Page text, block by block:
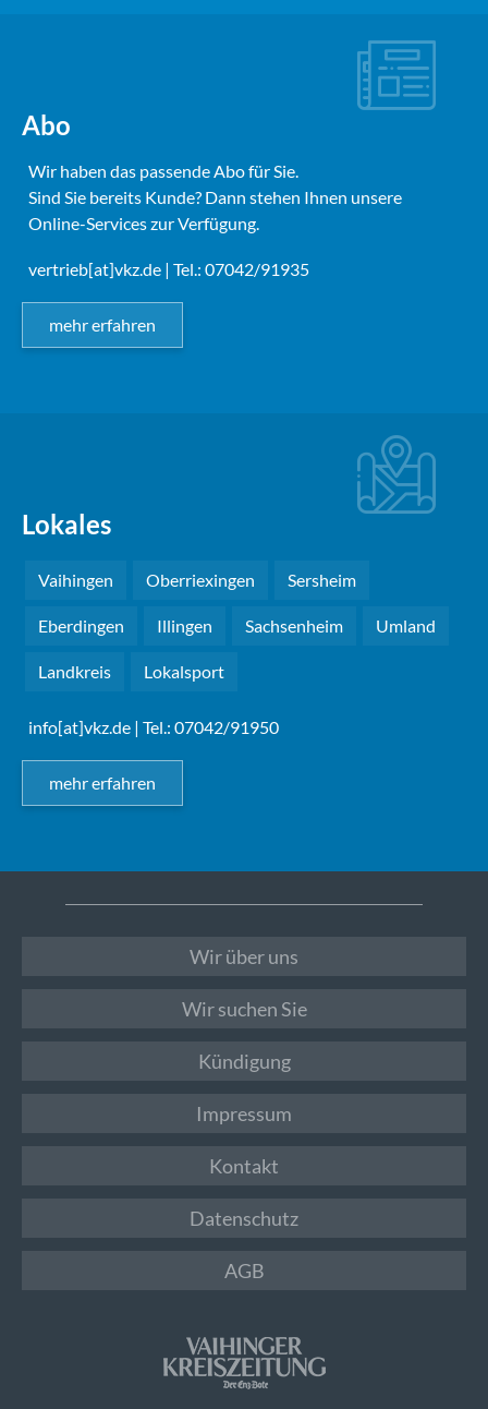
Abo
Wir haben das passende Abo für Sie.
Sind Sie bereits Kunde? Dann stehen Ihnen unsere
Online-Services zur Verfügung.
vertrieb[at]vkz.de | Tel.: 07042/91935
mehr erfahren
Lokales
Vaihingen Oberriexingen Sersheim
Eberdingen Illingen Sachsenheim Umland
Landkreis Lokalsport
info[at]vkz.de | Tel.: 07042/91950
mehr erfahren
Wir über uns
Wir suchen Sie
Kündigung
Impressum
Kontakt
Datenschutz
AGB